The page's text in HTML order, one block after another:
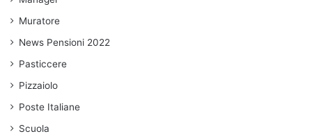
Muratore
News Pensioni 2022
Pasticcere
Pizzaiolo
Poste Italiane
Scuola